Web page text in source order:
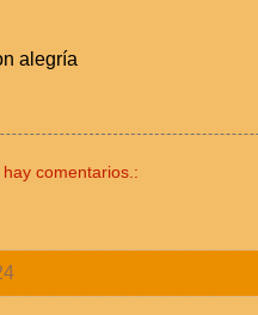
alegría
hay comentarios.: